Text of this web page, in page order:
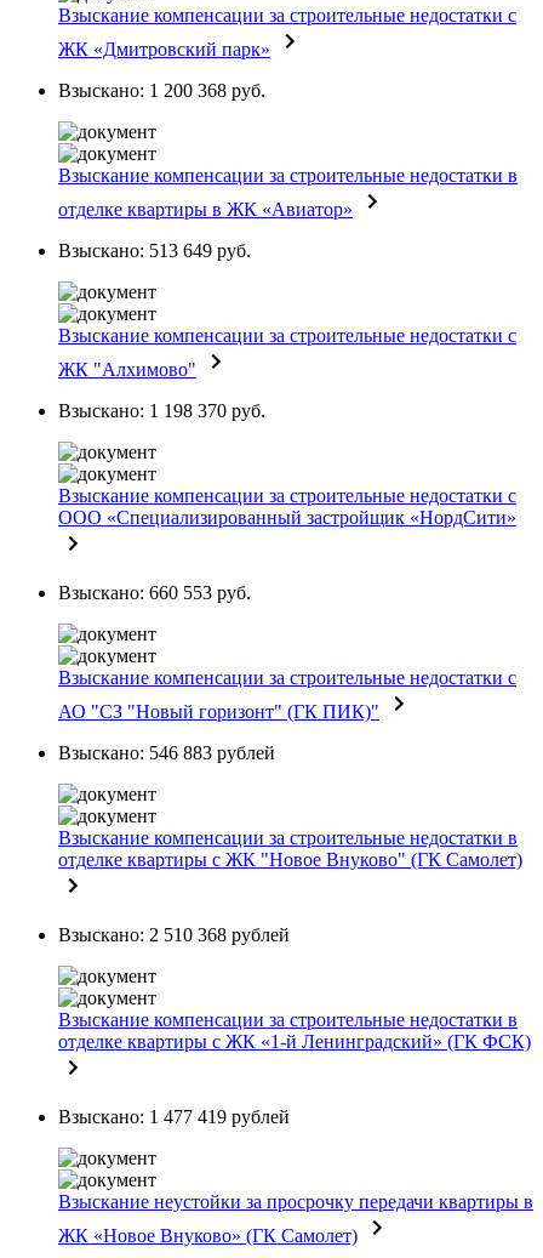
Взыскание компенсации за строительные недостатки с
ЖК «Дмитровский парк»
Взыскано: 1 200 368 руб.
Взыскание компенсации за строительные недостатки в
отделке квартиры в ЖК «Авиатор»
Взыскано: 513 649 руб.
Взыскание компенсации за строительные недостатки с
ЖК "Алхимово"
Взыскано: 1 198 370 руб.
Взыскание компенсации за строительные недостатки с
ООО «Специализированный застройщик «НордСити»
Взыскано: 660 553 руб.
Взыскание компенсации за строительные недостатки с
АО "СЗ "Новый горизонт" (ГК ПИК)"
Взыскано: 546 883 рублей
Взыскание компенсации за строительные недостатки в
отделке квартиры с ЖК "Новое Внуково" (ГК Самолет)
Взыскано: 2 510 368 рублей
Взыскание компенсации за строительные недостатки в
отделке квартиры с ЖК «1-й Ленинградский» (ГК ФСК)
Взыскано: 1 477 419 рублей
Взыскание неустойки за просрочку передачи квартиры в
ЖК «Новое Внуково» (ГК Самолет)